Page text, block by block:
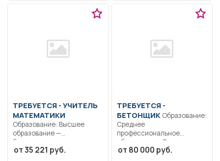
ТРЕБУЕТСЯ - УЧИТЕЛЬ
МАТЕМАТИКИ
Образование: Высшее
образование —
бакалавриат..
Формирование
от 35 221 руб.
ТРЕБУЕТСЯ -
БЕТОНЩИКОбразование:
Среднее
профессиональное
образование.. Выполнение
бетонных и
от 80 000 руб.